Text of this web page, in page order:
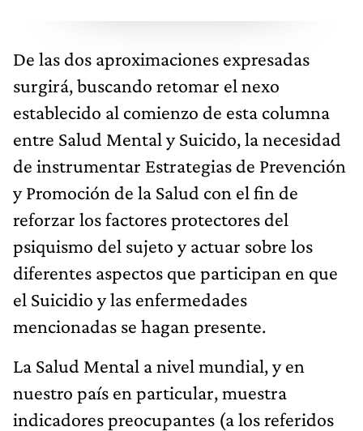
De las dos aproximaciones expresadas
surgirá, buscando retomar el nexo
establecido al comienzo de esta columna
entre Salud Mental y Suicido, la necesidad
de instrumentar Estrategias de Prevención
y Promoción de la Salud con el fin de
reforzar los factores protectores del
psiquismo del sujeto y actuar sobre los
diferentes aspectos que participan en que
el Suicidio y las enfermedades
mencionadas se hagan presente.
La Salud Mental a nivel mundial, y en
nuestro país en particular, muestra
indicadores preocupantes (a los referidos